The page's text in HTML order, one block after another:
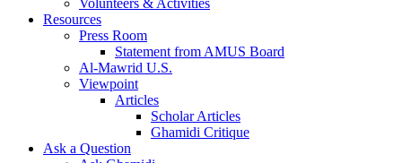
Volunteers & Activities
Resources
Press Room
Statement from AMUS Board
Al-Mawrid U.S.
Viewpoint
Articles
Scholar Articles
Ghamidi Critique
Ask a Question